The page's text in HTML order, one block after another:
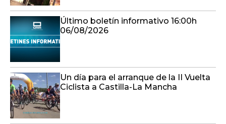
Último boletín informativo 16:00h
06/08/2026
Un día para el arranque de la II Vuelta
Ciclista a Castilla-La Mancha